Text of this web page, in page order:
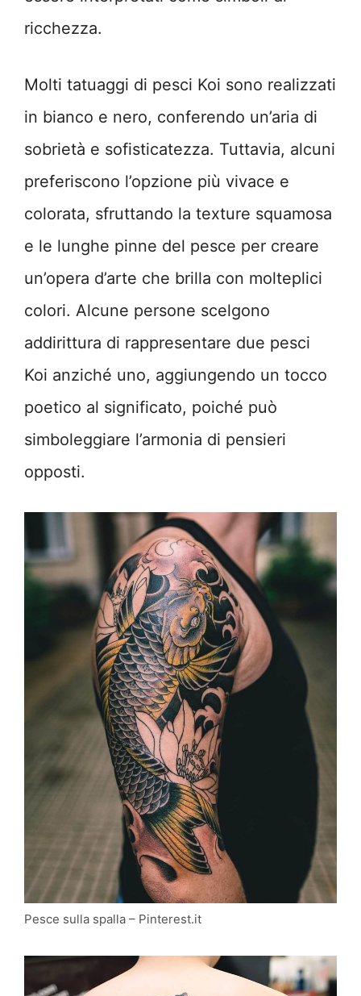
ricchezza.
Molti tatuaggi di pesci Koi sono realizzati
in bianco e nero, conferendo un’aria di
sobrietà e sofisticatezza. Tuttavia, alcuni
preferiscono l’opzione più vivace e
colorata, sfruttando la texture squamosa
e le lunghe pinne del pesce per creare
un’opera d’arte che brilla con molteplici
colori. Alcune persone scelgono
addirittura di rappresentare due pesci
Koi anziché uno, aggiungendo un tocco
poetico al significato, poiché può
simboleggiare l’armonia di pensieri
opposti.
Pesce sulla spalla – Pinterest.it